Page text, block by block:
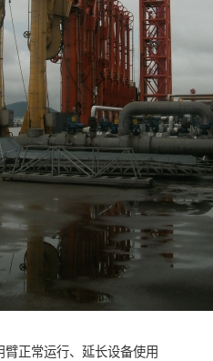
正常运行、延长设备使用